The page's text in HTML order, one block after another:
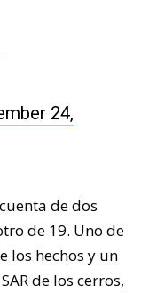
24,
de dos
de 19. Uno de
los hechos y un
de los cerros,